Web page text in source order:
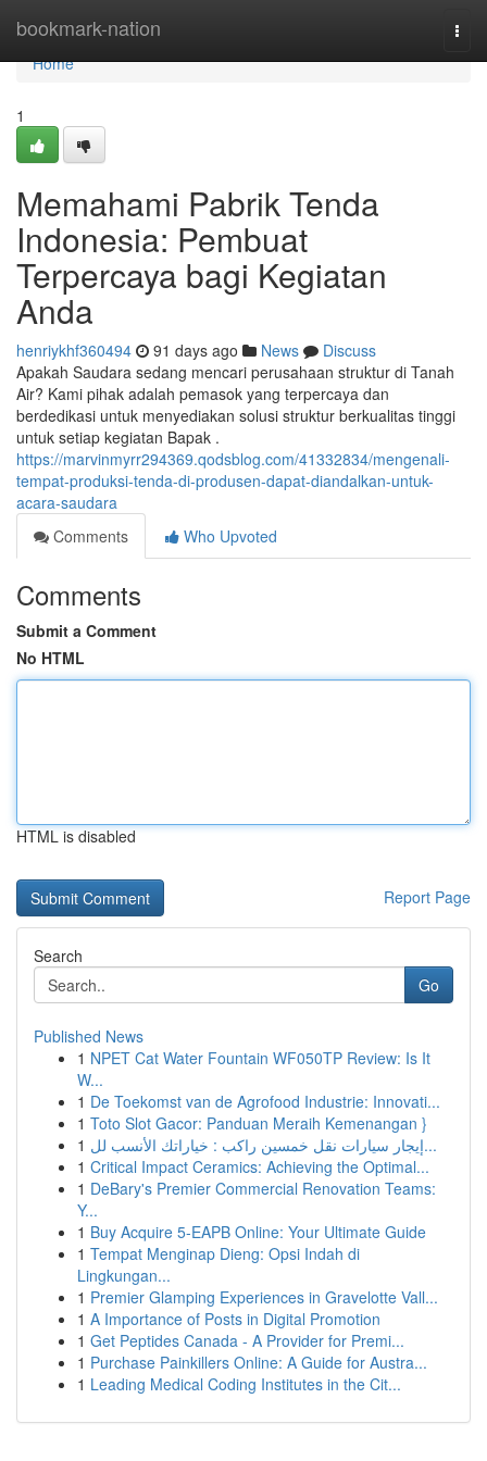
bookmark-nation
Home
Home
1
Memahami Pabrik Tenda
Indonesia: Pembuat
Terpercaya bagi Kegiatan
Anda
henriykhf360494 91 days ago News
Discuss
Apakah Saudara sedang mencari perusahaan struktur di Tanah
Air? Kami pihak adalah pemasok yang terpercaya dan
berdedikasi untuk menyediakan solusi struktur berkualitas tinggi
untuk setiap kegiatan Bapak .
https://marvinmyrr294369.qodsblog.com/41332834/mengenali-
tempat-produksi-tenda-di-produsen-dapat-diandalkan-untuk-
acara-saudara
Comments
Who Upvoted
Comments
Submit a Comment
No HTML
HTML is disabled
Report Page
Search
Go
Published News
1 NPET Cat Water Fountain WF050TP Review: Is It
W...
1 De Toekomst van de Agrofood Industrie: Innovati...
1 Toto Slot Gacor: Panduan Meraih Kemenangan }
1
إيجار سيارات نقل خمسين راكب : خياراتك الأنسب لل...
1 Critical Impact Ceramics: Achieving the Optimal...
1 DeBary's Premier Commercial Renovation Teams:
Y...
1 Buy Acquire 5-EAPB Online: Your Ultimate Guide
1 Tempat Menginap Dieng: Opsi Indah di
Lingkungan...
1 Premier Glamping Experiences in Gravelotte Vall...
1 A Importance of Posts in Digital Promotion
1 Get Peptides Canada - A Provider for Premi...
1 Purchase Painkillers Online: A Guide for Austra...
1 Leading Medical Coding Institutes in the Cit...